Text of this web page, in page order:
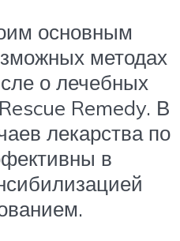
основным
методах
о лечебных
Remedy. В
лекарства по
в